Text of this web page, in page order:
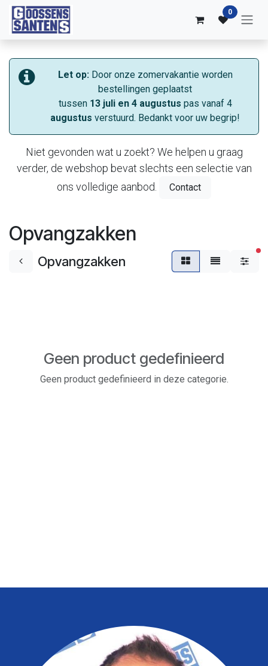
Overslaan naar inhoud
0
Let op: Door onze zomervakantie worden
bestellingen geplaatst
tussen 13 juli en 4 augustus pas vanaf 4
augustus verstuurd. Bedankt voor uw begrip!
Niet gevonden wat u zoekt? We helpen u graag
verder, de webshop bevat slechts een selectie van
ons volledige aanbod.
Contact
Opvangzakken
Opvangzakken
Geen product gedefinieerd
Geen product gedefinieerd in deze categorie.